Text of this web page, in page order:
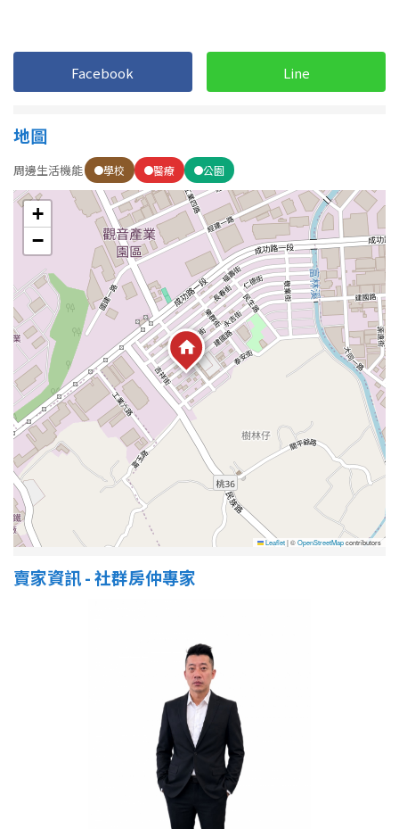
屋齡
不拘
5 年以下
20-30 年
40 年以上
售價
Facebook Line
地圖
周邊生活機能 學校 醫療 公園
+
−
Leaflet|©OpenStreetMapcontributors
賣家資訊 - 社群房仲專家